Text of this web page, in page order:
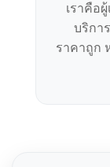
เราคือ
บริกา
ราคาถูก